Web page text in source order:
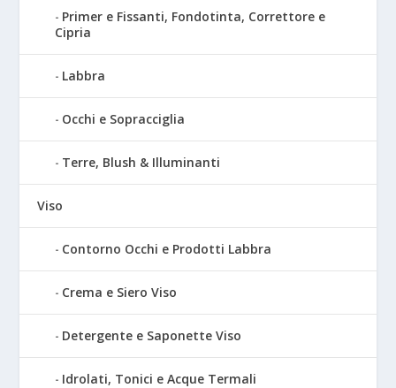
Primer e Fissanti, Fondotinta, Correttore e
Cipria
Labbra
Occhi e Sopracciglia
Terre, Blush & Illuminanti
Viso
Contorno Occhi e Prodotti Labbra
Crema e Siero Viso
Detergente e Saponette Viso
Idrolati, Tonici e Acque Termali